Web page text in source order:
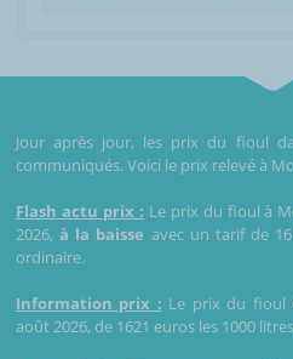
Jour après jour, les prix du fioul
communiqués. Voici le prix relevé à
Flash actu prix : Le prix du fioul à
2026,à la baisse avec un tarif de
ordinaire.
Information prix : Le prix du fioul
août 2026, de 1621 euros les 1000